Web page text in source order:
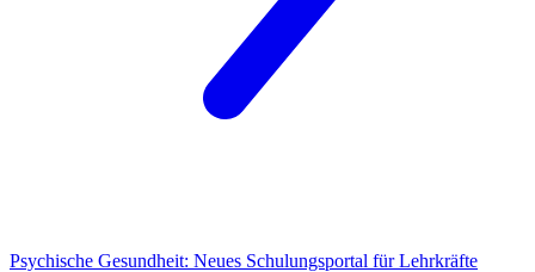
Psychische Gesundheit: Neues Schulungsportal für Lehrkräfte